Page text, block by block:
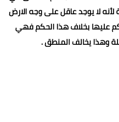
لا يوجد عاقل على وجه الارض
عليها بخلاف هذا الحكم فهي
وهذا يخالف المنطق .